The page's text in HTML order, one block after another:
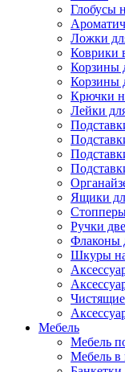
Глобусы
Ложки
Коврики
Корзины
Корзины
Крючки
Лейки
Ящики
Ручки
Флаконы
Шкуры
Чистящие
Мебель
Мебель
Мебель в